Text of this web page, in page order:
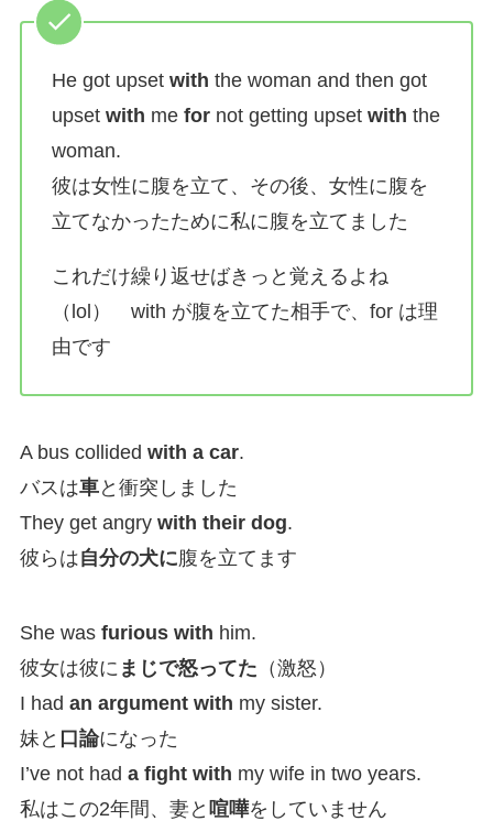
He got upset with the woman and then got
upset with me fornot getting upset with the
woman.
彼は女性に腹を立て、その後、女性に腹を
立てなかったために私に腹を立てました
これだけ繰り返せばきっと覚えるよね
（lol） with が腹を立てた相手で、for は理
由です
A bus collided with a car.
バスは車と衝突しました
They get angry with their dog.
彼らは自分の犬に腹を立てます
She was furious with him.
彼女は彼に まじで怒ってた （激怒）
I had an argument with my sister.
妹と 口論になった
I’ve not had a fight with my wife in two years.
私はこの2年間、妻と 喧嘩をしていません